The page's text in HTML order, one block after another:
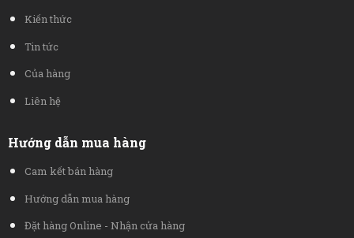
Kiến thức
Tin tức
Của hàng
Liên hệ
Hướng dẫn mua hàng
Cam kết bán hàng
Hướng dẫn mua hàng
Đặt hàng Online - Nhận cửa hàng